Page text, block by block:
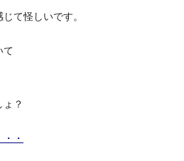
て怪しいです。
て
？
・